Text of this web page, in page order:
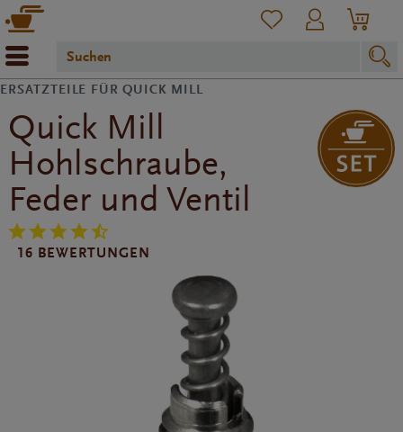
ERSATZTEILE FÜR QUICK MILL
Quick Mill
Hohlschraube,
Feder und Ventil
16 BEWERTUNGEN